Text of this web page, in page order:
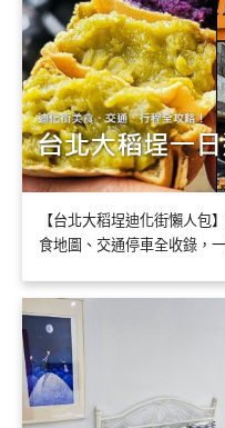
【台北大稻埕迪化街懶人包
食地圖、交通停車全收錄，